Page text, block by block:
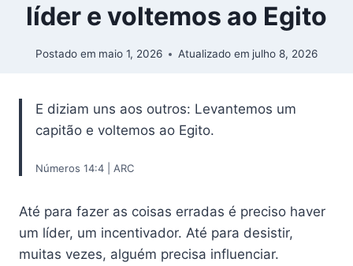
líder e voltemos ao Egito
Postado em maio 1, 2026 Atualizado em julho 8, 2026
E diziam uns aos outros: Levantemos um
capitão e voltemos ao Egito.
Números 14:4 | ARC
Até para fazer as coisas erradas é preciso haver
um líder, um incentivador. Até para desistir,
muitas vezes, alguém precisa influenciar.